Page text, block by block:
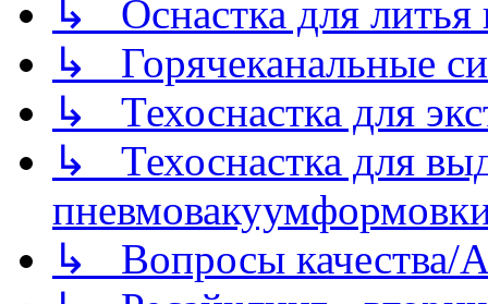
↳ Оснастка для литья
↳ Горячеканальные
↳ Техоснастка для
↳ Техоснастка для
↳ Вопросы качества/